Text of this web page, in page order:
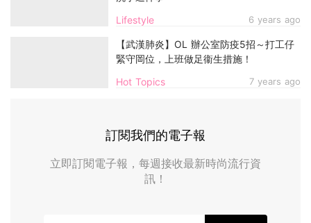
Lifestyle 6 years ago
Hot Topics 7 years ago
【武漢肺炎】OL 辦公室防疫5招～打工仔
緊守岡位，上班做足衞生措施！
訂閱我們的電子報
立即訂閱電子報，每週接收最新時尚流行資
訊！